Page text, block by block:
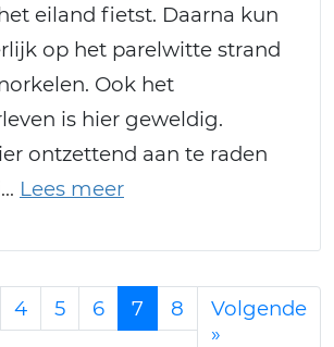
eiland fietst. Daarna kun
op het parelwitte strand
Ook het
is hier geweldig.
ontzettend aan te raden
4 5 6 7 8
Volgende
»